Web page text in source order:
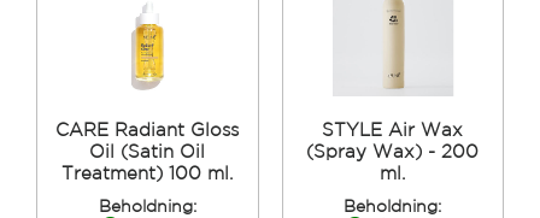
CARE Radiant Gloss
Oil (Satin Oil
Treatment) 100 ml.
Beholdning:
STYLE Air Wax
(Spray Wax) - 200
ml.
Beholdning: